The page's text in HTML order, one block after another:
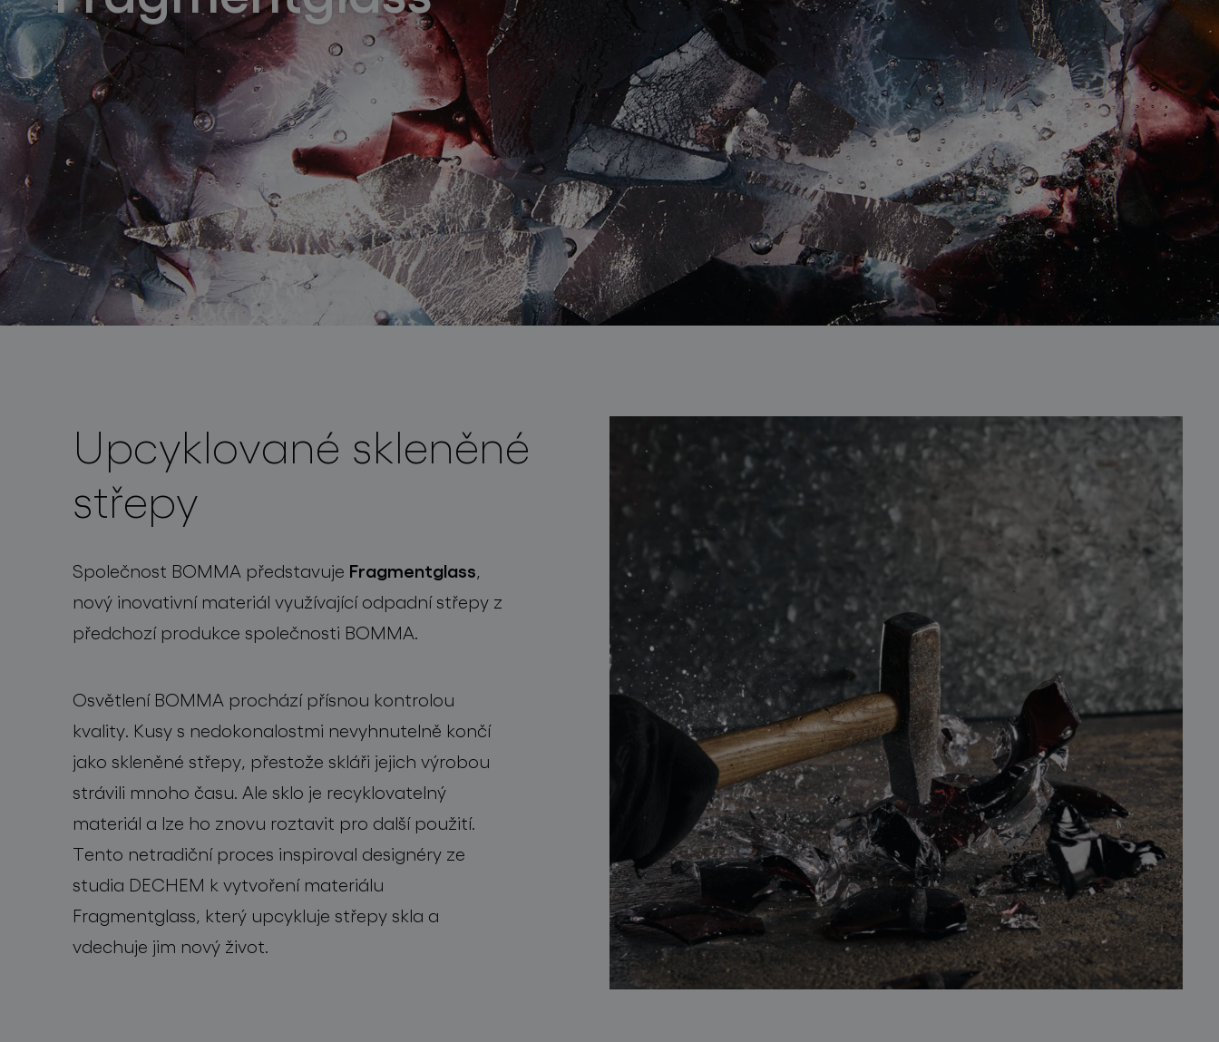
světelné konstelace
projekty
sledujte nás
Upcyklované skleněné
střepy
Společnost BOMMA představuje Fragmentglass
nový inovativní materiál využívající odpadní střepy z
předchozí produkce společnosti BOMMA.
Osvětlení BOMMA prochází přísnou kontrolou
kvality. Kusy s nedokonalostmi nevyhnutelně končí
jako skleněné střepy , přestože skláři jejich výrobou
strávili mnoho času Ale sklo je recyklovatelný
materiál a lze ho znovu roztavit pro další použití.
Tento netradiční proces inspiroval designéry ze
studia DECHEM k vytvoření materiálu
Fragmentglass, který upcykluje střepy skla a
vdechuje jim nový život.